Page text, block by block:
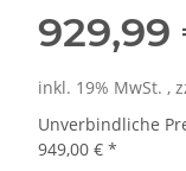
929,99
inkl. 19% MwSt. ,
Unverbindliche
949,00 € *